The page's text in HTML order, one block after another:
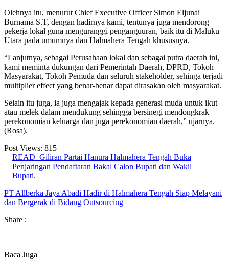
Olehnya itu, menurut Chief Executive Officer Simon Eljunai
Burnama S.T, dengan hadirnya kami, tentunya juga mendorong
pekerja lokal guna menguranggi penganguuran, baik itu di Maluku
Utara pada umumnya dan Halmahera Tengah khususnya.
“Lanjutnya, sebagai Perusahaan lokal dan sebagai putra daerah ini,
kami meminta dukungan dari Pemerintah Daerah, DPRD, Tokoh
Masyarakat, Tokoh Pemuda dan seluruh stakeholder, sehinga terjadi
multiplier effect yang benar-benar dapat dirasakan oleh masyarakat.
Selain itu juga, ia juga mengajak kepada generasi muda untuk ikut
atau melek dalam mendukung sehingga bersinegi mendongkrak
perekonomian keluarga dan juga perekonomian daerah,” ujarnya.
(Rosa).
Post Views: 815
READ Giliran Partai Hanura Halmahera Tengah Buka
Penjaringan Pendaftaran Bakal Calon Bupati dan Wakil
Bupati.
PT Allberka Jaya Abadi Hadir di Halmahera Tengah Siap Melayani
dan Bergerak di Bidang Outsourcing
Share :
Baca Juga